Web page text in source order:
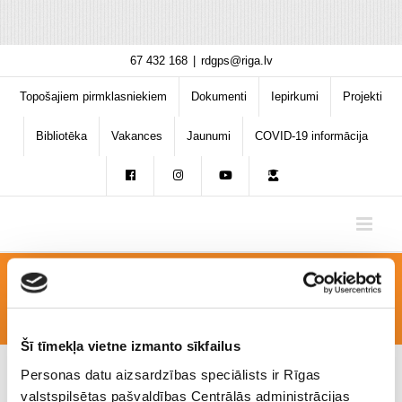
Šī tīmekļa vietne izmanto sīkfailus
Personas datu aizsardzības speciālists ir Rīgas
valstspilsētas pašvaldības Centrālās administrācijas
content
67 432 168 rdgps@riga.lv
Topošajiem pirmklasniekiem Dokumenti Iepirkumi Projekti
Bibliotēka Vakances Jaunumi COVID-19 informācija
Polija